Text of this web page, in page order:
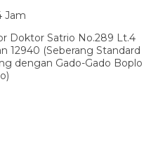
Jam
Doktor Satrio No.289 Lt.4
12940 (Seberang Standard
dengan Gado-Gado Boplo